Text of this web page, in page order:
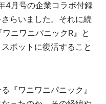
4月号の企業コラボ付録
らいました。それに続
ニワニパニックR』と
ポットに復活すること
『ワニワニパニック』